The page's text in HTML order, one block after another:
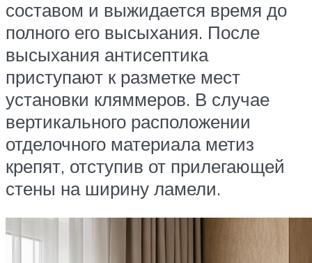
составом и выжидается время до
полного его высыхания. После
высыхания антисептика
приступают к разметке мест
установки кляммеров. В случае
вертикального расположении
отделочного материала метиз
крепят, отступив от прилегающей
стены на ширину ламели.